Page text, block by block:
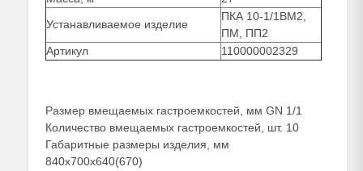
Устанавливаемое изделие
ПКА 10-1/1ВМ2,
ПМ, ПП2
Артикул
110000002329
Размер вмещаемых гастроемкостей, мм GN 1/1
Количество вмещаемых гастроемкостей, шт. 10
Габаритные размеры изделия, мм
840х700х640(670)